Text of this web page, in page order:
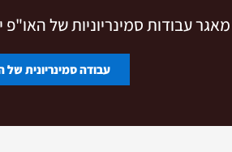
מאגר עבודות סמינריוניות של האו"פ
עבודה סמינריונית של